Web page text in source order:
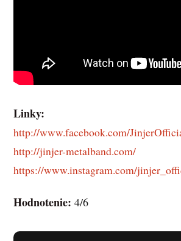
Linky:
http://www.facebook.com/
http://jinjer-metalband.com/
https://www.instagram.com/
Hodnotenie: 4/6